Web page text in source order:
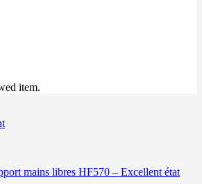
item.
mains libres HF570 – Excellent état